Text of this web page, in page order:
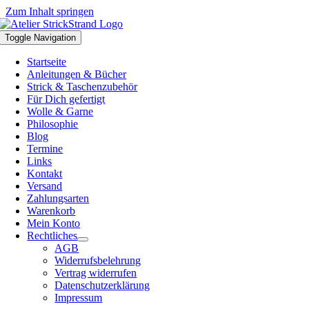
Zum Inhalt springen
Toggle Navigation
Startseite
Anleitungen & Bücher
Strick & Taschenzubehör
Für Dich gefertigt
Wolle & Garne
Philosophie
Blog
Termine
Links
Kontakt
Versand
Zahlungsarten
Warenkorb
Mein Konto
Rechtliches
AGB
Widerrufsbelehrung
Vertrag widerrufen
Datenschutzerklärung
Impressum